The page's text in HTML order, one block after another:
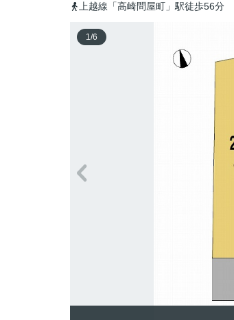
上越線「高崎問屋町」駅徒歩56分
1/6